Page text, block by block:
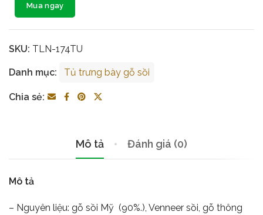
Mua ngay
SKU: TLN-174TU
Danh mục: Tủ trưng bày gỗ sồi
Chia sẻ:
Mô tả Đánh giá (0)
Mô tả
– Nguyên liệu: gỗ sồi Mỹ (90%.), Venneer sồi, gỗ thông